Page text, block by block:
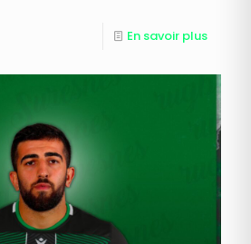
En savoir plus